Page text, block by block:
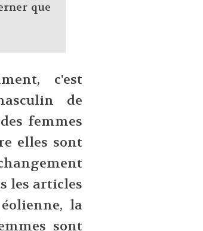
que
c'est
de
femmes
elles sont
les articles
la
sont